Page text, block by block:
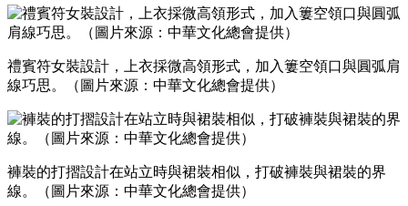
禮賓符女裝設計，上衣採微高領形式，加入簍空領口與圓弧肩
線巧思。（圖片來源：中華文化總會提供）
褲裝的打摺設計在站立時與裙裝相似，打破褲裝與裙裝的界
線。（圖片來源：中華文化總會提供）